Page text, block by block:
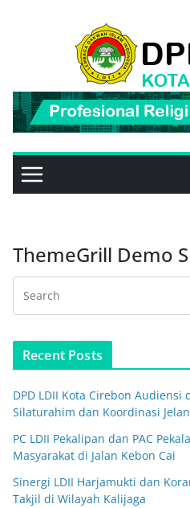
ThemeGrill Demo
Recent Posts
DPD LDII Kota Cirebon Audiensi
Silaturahim dan Koordinasi
PC LDII Pekalipan dan PAC
Masyarakat di Jalan Kebon Cai
Sinergi LDII Harjamukti dan
Takjil di Wilayah Kalijaga